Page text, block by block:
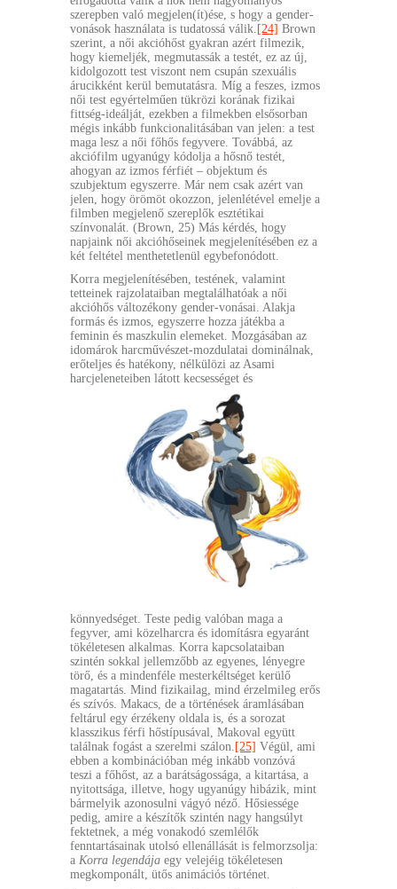
szerepben való megjelen(ít)ése, s hogy a gender-
vonások használata is tudatossá válik. [24] Brown
szerint, a női akcióhőst gyakran azért filmezik,
hogy kiemeljék, megmutassák a testét, ez az új,
kidolgozott test viszont nem csupán szexuális
árucikként kerül bemutatásra. Míg a feszes, izmos
női test egyértelműen tükrözi korának fizikai
fittség-ideálját, ezekben a filmekben elsősorban
mégis inkább funkcionalitásában van jelen: a test
maga lesz a női főhős fegyvere. Továbbá, az
akciófilm ugyanúgy kódolja a hősnő testét,
ahogyan az izmos férfiét – objektum és
szubjektum egyszerre. Már nem csak azért van
jelen, hogy örömöt okozzon, jelenlétével emelje a
filmben megjelenő szereplők esztétikai
színvonalát. (Brown, 25) Más kérdés, hogy
napjaink női akcióhőseinek megjelenítésében ez a
két feltétel menthetetlenül egybefonódott.
Korra megjelenítésében, testének, valamint
tetteinek rajzolataiban megtalálhatóak a női
akcióhős változékony gender-vonásai. Alakja
formás és izmos, egyszerre hozza játékba a
feminin és maszkulin elemeket. Mozgásában az
idomárok harcművészet-mozdulatai dominálnak,
erőteljes és hatékony, nélkülözi az Asami
harcjeleneteiben látott kecsességet és
könnyedséget. Teste pedig valóban maga a
fegyver, ami közelharcra és idomításra egyaránt
tökéletesen alkalmas. Korra kapcsolataiban
szintén sokkal jellemzőbb az egyenes, lényegre
törő, és a mindenféle mesterkéltséget kerülő
magatartás. Mind fizikailag, mind érzelmileg erős
és szívós. Makacs, de a történések áramlásában
feltárul egy érzékeny oldala is, és a sorozat
klasszikus férfi hőstípusával, Makoval együtt
találnak fogást a szerelmi szálon. [25] Végül, ami
ebben a kombinációban még inkább vonzóvá
teszi a főhőst, az a barátságossága, a kitartása, a
nyitottsága, illetve, hogy ugyanúgy hibázik, mint
bármelyik azonosulni vágyó néző. Hősiessége
pedig, amire a készítők szintén nagy hangsúlyt
fektetnek, a még vonakodó szemlélők
fenntartásainak utolsó ellenállását is felmorzsolja:
a Korra legendája egy velejéig tökéletesen
megkomponált, ütős animációs történet.